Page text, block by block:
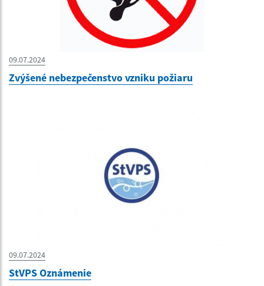
09.07.2024
Zvýšené nebezpečenstvo vzniku požiaru
09.07.2024
StVPS Oznámenie